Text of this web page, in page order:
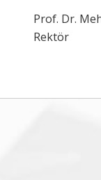
Prof. Dr.
Rektör